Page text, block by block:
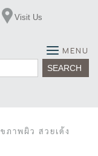
Visit Us
MENU
ภาพผิว สวยเด้ง